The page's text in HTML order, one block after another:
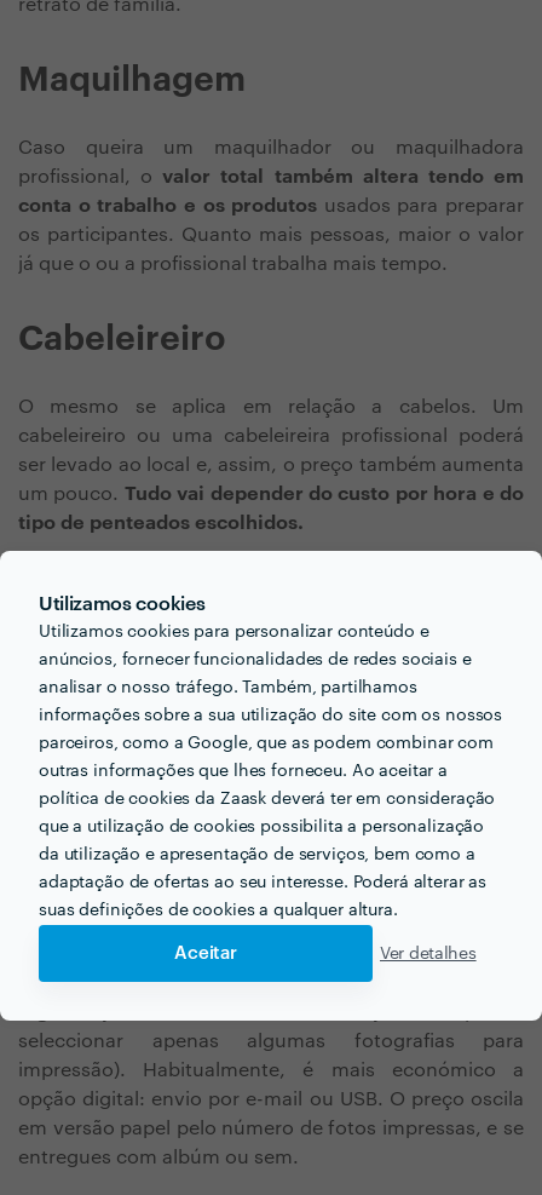
Utilizamos cookies
Utilizamos cookies para personalizar conteúdo e
anúncios, fornecer funcionalidades de redes sociais e
analisar o nosso tráfego. Também, partilhamos
informações sobre a sua utilização do site com os nossos
parceiros, como a Google, que as podem combinar com
outras informações que lhes forneceu. Ao aceitar a
política de cookies da Zaask deverá ter em consideração
que a utilização de cookies possibilita a personalização
da utilização e apresentação de serviços, bem como a
adaptação de ofertas ao seu interesse. Poderá alterar as
suas definições de cookies a qualquer altura.
Aceitar Ver detalhes
retrato de família.
Maquilhagem
Caso queira um maquilhador ou maquilhadora
profissional, o valor total também altera tendo em
conta o trabalho e os produtos usados para preparar
os participantes. Quanto mais pessoas, maior o valor
já que o ou a profissional trabalha mais tempo.
Cabeleireiro
O mesmo se aplica em relação a cabelos. Um
cabeleireiro ou uma cabeleireira profissional poderá
ser levado ao local e, assim, o preço também aumenta
um pouco. Tudo vai depender do custo por hora e do
tipo de penteados escolhidos.
Edição das fotografias
Depois da sessão, é necessário que o fotógrafo ou
fotógrafa melhore as fotografias, editando-as. Assim,
é acarretado no valor final o número de horas
investidas para o resultado final.A ou ocliente pode
também escolher que tipo de edição deseja, se
simples ou complexa, adicionando elementos à
imagem ou não.
Entrega do produto final
A entrega pode ser definida também em várias formas:
seleccionar apenas algumas fotografias para
impressão). Habitualmente, é mais económico a
opção digital: envio por e-mail ou USB. O preço oscila
em versão papel pelo número de fotos impressas, e se
entregues com albúm ou sem.